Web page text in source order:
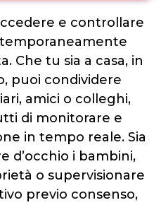
e controllare
Che tu sia a casa, in
puoi condividere
amici o colleghi,
di monitorare e
in tempo reale. Sia
d’occhio i bambini,
o supervisionare
previo consenso,